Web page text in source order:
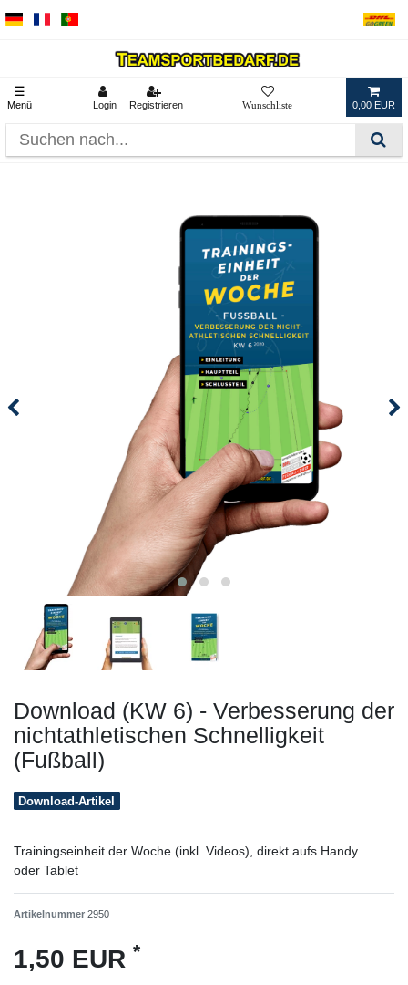
☰
Menü Login Registrieren 0,00 EUR
Download (KW 6) - Verbesserung der
nichtathletischen Schnelligkeit
(Fußball)
Download-Artikel
Trainingseinheit der Woche (inkl. Videos), direkt aufs Handy
oder Tablet
Artikelnummer 2950
1,50 EUR *